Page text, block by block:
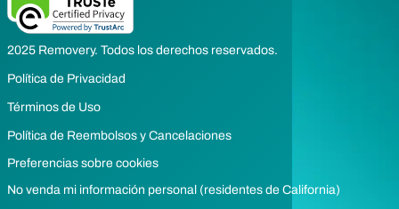
2025 Removery. Todos los derechos reservados.
Política de Privacidad
Términos de Uso
Política de Reembolsos y Cancelaciones
Preferencias sobre cookies
No venda mi información personal (residentes de California)